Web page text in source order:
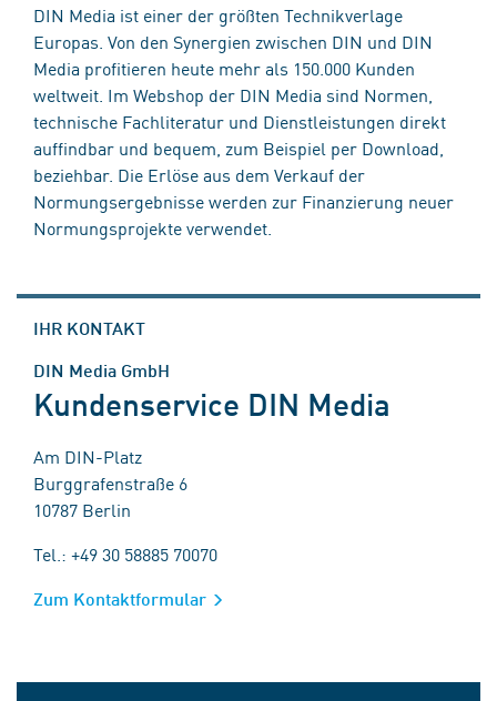
DIN Media ist einer der größten Technikverlage
Europas. Von den Synergien zwischen DIN und DIN
Media profitieren heute mehr als 150.000 Kunden
weltweit. Im Webshop der DIN Media sind Normen,
technische Fachliteratur und Dienstleistungen direkt
auffindbar und bequem, zum Beispiel per Download,
beziehbar. Die Erlöse aus dem Verkauf der
Normungsergebnisse werden zur Finanzierung neuer
Normungsprojekte verwendet.
IHR KONTAKT
DIN Media GmbH
Kundenservice DIN Media
Am DIN-Platz
Burggrafenstraße 6
10787 Berlin
Tel.: +49 30 58885 70070
Zum Kontaktformular